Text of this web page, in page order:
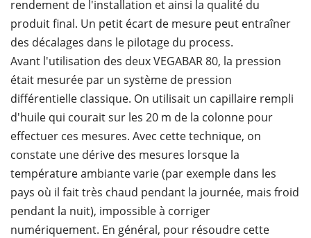
rendement de l'installation et ainsi la qualité du
produit final. Un petit écart de mesure peut entraîner
des décalages dans le pilotage du process.
Avant l'utilisation des deux VEGABAR 80, la pression
était mesurée par un système de pression
différentielle classique. On utilisait un capillaire rempli
d'huile qui courait sur les 20 m de la colonne pour
effectuer ces mesures. Avec cette technique, on
constate une dérive des mesures lorsque la
température ambiante varie (par exemple dans les
pays où il fait très chaud pendant la journée, mais froid
pendant la nuit), impossible à corriger
numériquement. En général, pour résoudre cette